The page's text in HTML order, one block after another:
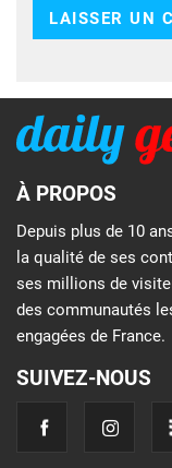
À PROPOS
Depuis plus de 10
la qualité de ses
ses millions de
des communautés
engagées de France.
SUIVEZ-NOUS